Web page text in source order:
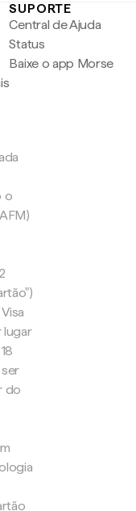
SUPORTE
Central de Ajuda
Status
Baixe o app Morse
o
lugar
do